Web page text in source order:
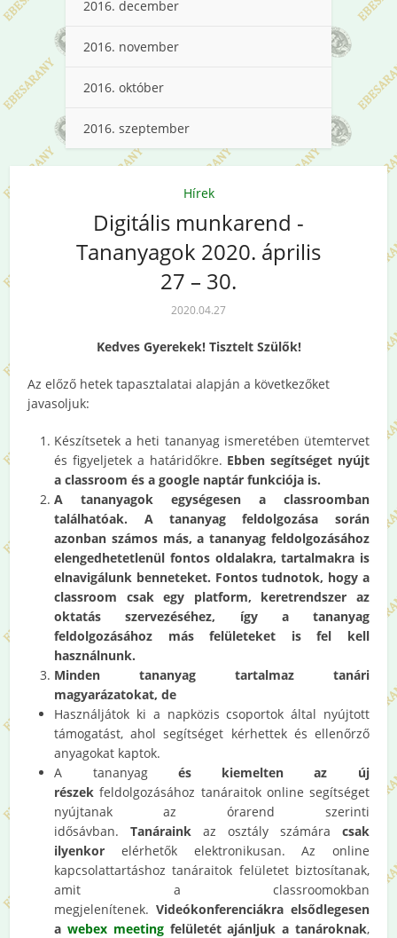
2016. december
2016. november
2016. október
2016. szeptember
Hírek
Digitális munkarend -
Tananyagok 2020. április
27 – 30.
2020.04.27
Kedves Gyerekek! Tisztelt Szülők!
Az előző hetek tapasztalatai alapján a következőket
javasoljuk:
Készítsetek a heti tananyag ismeretében ütemtervet
és figyeljetek a határidőkre. Ebben segítséget nyújt
a classroom és a google naptár funkciója is.
A tananyagok egységesen a classroomban
találhatóak. A tananyag feldolgozása során
azonban számos más, a tananyag feldolgozásához
elengedhetetlenül fontos oldalakra, tartalmakra is
elnavigálunk benneteket. Fontos tudnotok, hogy a
classroom csak egy platform, keretrendszer az
oktatás szervezéséhez, így a tananyag
feldolgozásához más felületeket is fel kell
használnunk.
Minden tananyag tartalmaz tanári
magyarázatokat, de
Használjátok ki a napközis csoportok által nyújtott
támogatást, ahol segítséget kérhettek és ellenőrző
anyagokat kaptok.
A tananyag és kiemelten az új
részek feldolgozásához tanáraitok online segítséget
nyújtanak az órarend szerinti
idősávban.Tanárainkaz osztály számára csak
ilyenkor elérhetők elektronikusan. Az online
kapcsolattartáshoz tanáraitok felületet biztosítanak,
amit a classroomokban
megjelenítenek. Videókonferenciákra elsődlegesen
a webex meetingfelületét ajánljuk a tanároknak,